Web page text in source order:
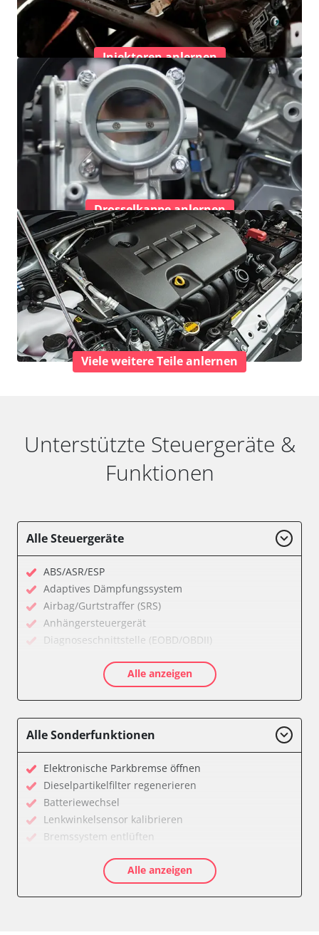
Injektoren anlernen
Drosselkappe anlernen
Viele weitere Teile anlernen
Unterstützte Steuergeräte &
Funktionen
Alle Steuergeräte
ABS/ASR/ESP
Adaptives Dämpfungssystem
Airbag/Gurtstraffer (SRS)
Anhängersteuergerät
Diagnoseschnittstelle (EOBD/OBDII)
Elektronisches Wählhebel-Modul (EWM)
Fernlichtassistent
Getriebesteuerung
Heckklappe
Heizung/Klima
Hinteres Differential
Informationsanzeige
Klimaautomatik
Kombiinstrument
Alle anzeigen
Alle Sonderfunktionen
Elektronische Parkbremse öffnen
Dieselpartikelfilter regenerieren
Batteriewechsel
Lenkwinkelsensor kalibrieren
Bremssystem entlüften
AGR Ventil anlernen
Luftmassenmesser anlernen
Alle anzeigen